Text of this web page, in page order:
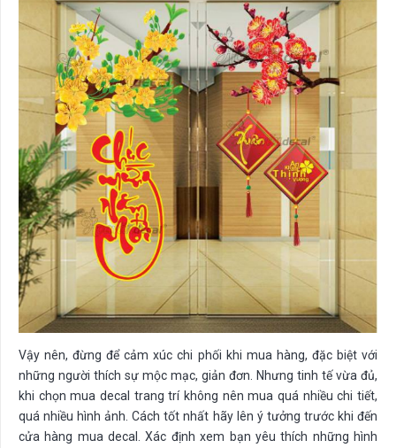
Vậy nên, đừng để cảm xúc chi phối khi mua hàng, đặc biệt với
những người thích sự mộc mạc, giản đơn. Nhưng tinh tế vừa đủ,
khi chọn mua decal trang trí không nên mua quá nhiều chi tiết,
quá nhiều hình ảnh. Cách tốt nhất hãy lên ý tưởng trước khi đến
cửa hàng mua decal. Xác định xem bạn yêu thích những hình